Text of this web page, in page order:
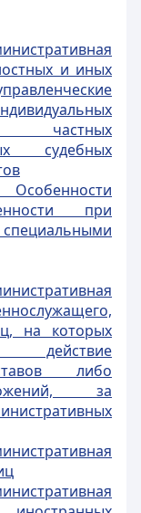
и иных
частных
судебных
при
на которых
действие
либо
за